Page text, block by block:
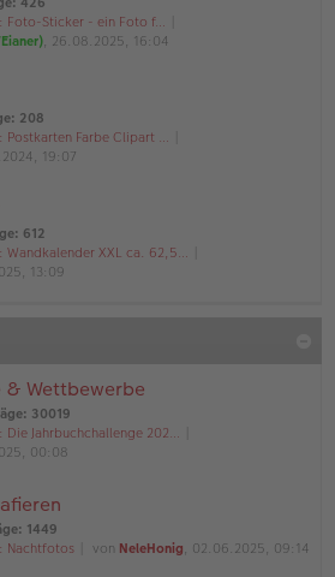
Foto-Sticker - ein Foto f…
, 26.08.2025, 16:04
: 208
Postkarten Farbe Clipart …
19:07
: 612
Wandkalender XXL ca. 62,5…
13:09
& Wettbewerbe
: 30019
Die Jahrbuchchallenge 202…
00:08
: 1449
Nachtfotos von NeleHonig, 02.06.2025, 09:14